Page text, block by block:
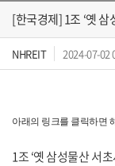
[한국경제] 1조 ‘옛
NHREIT 2024-07-02
아래의 링크를 클릭하면
1조 ‘옛 삼성물산 서